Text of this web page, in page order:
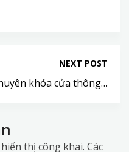
NEXT POST
khóa cửa thông…
thị công khai. Các